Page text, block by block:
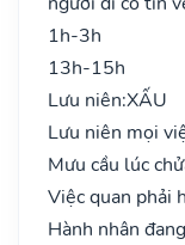
1h-3h
13h-15h
Lưu niên:XẤU
Lưu niên mọi
Mưu cầu lúc
Việc quan phải
Hành nhân